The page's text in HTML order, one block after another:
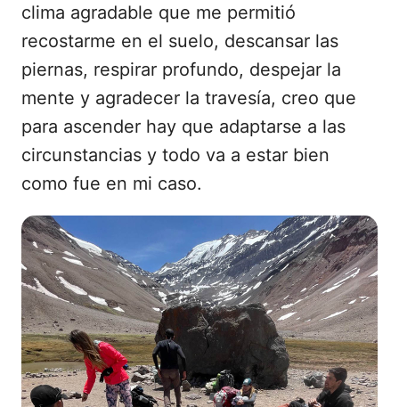
clima agradable que me permitió
recostarme en el suelo, descansar las
piernas, respirar profundo, despejar la
mente y agradecer la travesía, creo que
para ascender hay que adaptarse a las
circunstancias y todo va a estar bien
como fue en mi caso.